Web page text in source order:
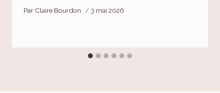
Par Claire Bourdon 3 mai 2026